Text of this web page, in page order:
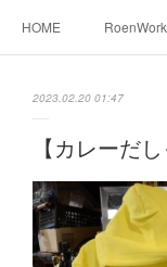
HOME RoenWork
転写（カッティングシ
シルクスクリーン
2023.02.20 01:47
【カレーだ